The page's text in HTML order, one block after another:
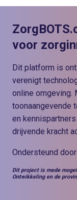
voor
Dit platform is
verenigt
online omgeving.
toonaangevende
en
drijvende kracht
Ondersteund door
Dit project is mede
Ontwikkeling en de